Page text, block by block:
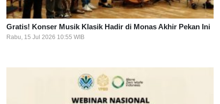
Gratis! Konser Musik Klasik Hadir di Monas Akhir Pekan Ini
Rabu, 15 Jul 2026 10:55 WIB